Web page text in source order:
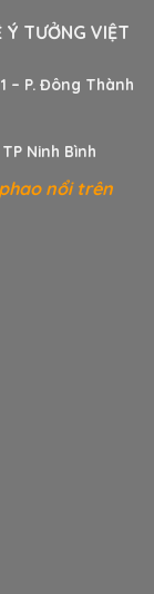
Ý TƯỞNG VIỆT
– P. Đông Thành
Ninh Bình
nổi trên